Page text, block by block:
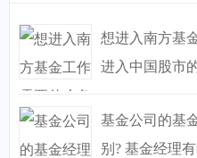
想进入南方基
进入中国股市
基金公司的基
别? 基金经理